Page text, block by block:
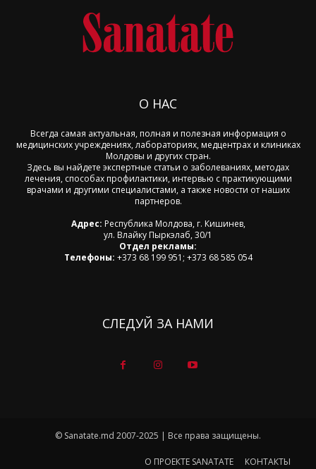
О НАС
Всегда самая актуальная, полная и полезная информация о
медицинских учреждениях, лабораториях, медцентрах и клиниках
Молдовы и других стран.
Здесь вы найдете экспертные статьи о заболеваниях, методах
лечения, способах профилактики, интервью с практикующими
врачами и другими специалистами, а также новости от наших
партнеров.
Адрес: Республика Молдова, г. Кишинев,
ул. Влайку Пыркэлаб, 30/1
Отдел рекламы:
Телефоны: +373 68 199 951; +373 68 585 054
СЛЕДУЙ ЗА НАМИ
© Sanatate.md 2007-2025 | Все права защищены.
О ПРОЕКТЕ SANATATE КОНТАКТЫ